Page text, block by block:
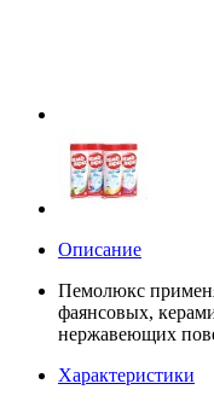
Описание
Пемолюкс
фаянсовых,
нержавеющих
Характеристики